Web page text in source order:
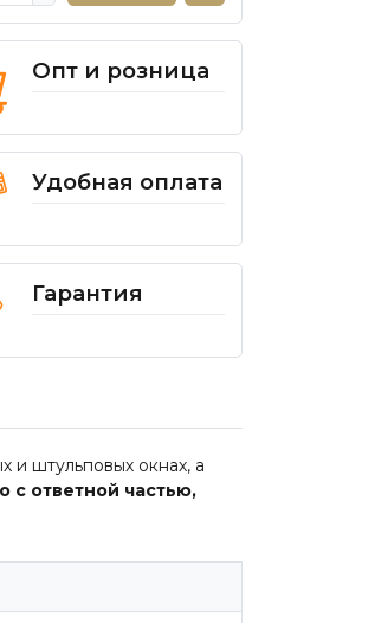
Опт и розница
Удобная оплата
Гарантия
штульповых окнах, а
с ответной частью,